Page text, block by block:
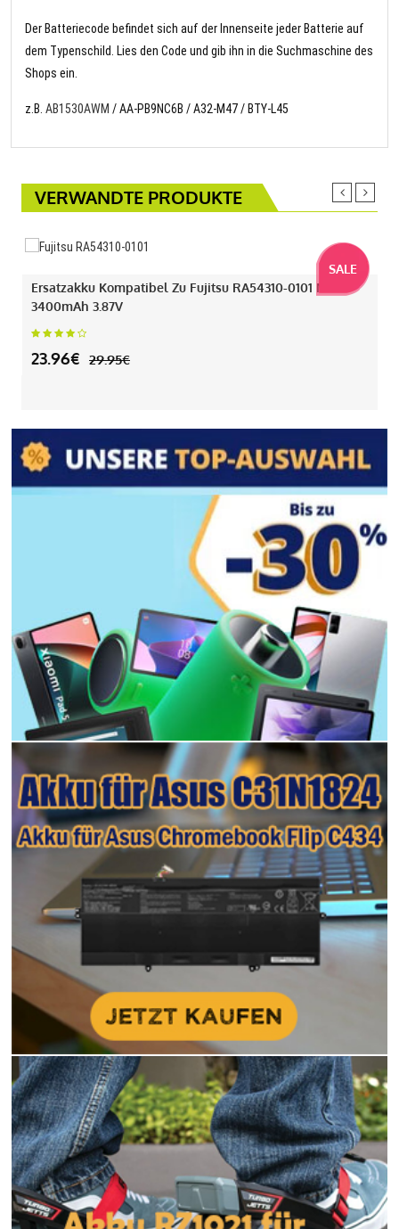
Der Batteriecode befindet sich auf der Innenseite jeder Batterie auf
dem Typenschild. Lies den Code und gib ihn in die Suchmaschine des
Shops ein.
z.B. AB1530AWM / AA-PB9NC6B / A32-M47 / BTY-L45
VERWANDTE PRODUKTE
SALE
Ersatzakku Kompatibel Zu Fujitsu RA54310-0101 Mit
3400mAh 3.87V
23.96€ 29.95€